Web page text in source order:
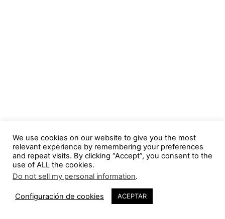
TAGS arquitectura
arquitectura contemporánea
arquitectura japonesa
boceto croquis
fotografía
Jean Nouvel libro
We use cookies on our website to give you the most
relevant experience by remembering your preferences
and repeat visits. By clicking “Accept”, you consent to the
use of ALL the cookies.
Do not sell my personal information.
Configuración de cookies ACEPTAR